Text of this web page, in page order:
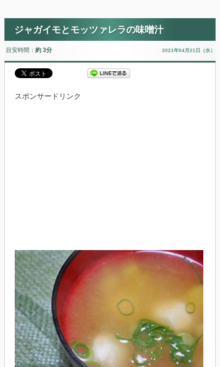
ジャガイモとモッツァレラの味噌汁
目安時間： 約 3分 2021年04月21日（水）
スポンサードリンク